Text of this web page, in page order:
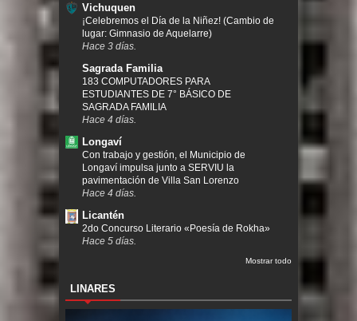
Vichuquen
¡Celebremos el Día de la Niñez! (Cambio de
lugar: Gimnasio de Aquelarre)
Hace 3 días.
Sagrada Familia
183 COMPUTADORES PARA
ESTUDIANTES DE 7° BÁSICO DE
SAGRADA FAMILIA
Hace 4 días.
Longaví
Con trabajo y gestión, el Municipio de
Longaví impulsa junto a SERVIU la
pavimentación de Villa San Lorenzo
Hace 4 días.
Licantén
2do Concurso Literario «Poesía de Rokha»
Hace 5 días.
Mostrar todo
LINARES